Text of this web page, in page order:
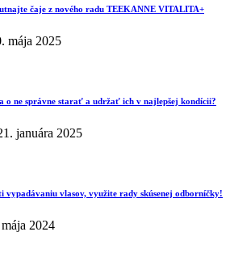
čaje z nového radu TEEKANNE VITALITA+
mája 2025
o ne správne starať a udržať ich v najlepšej kondícii?
januára 2025
vypadávaniu vlasov, využite rady skúsenej odborníčky!
2024